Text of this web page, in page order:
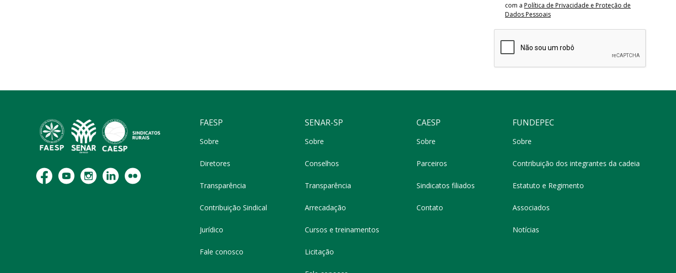
com a Política de Privacidade e Proteção de
Dados Pessoais
FAESP
Sobre
Diretores
Transparência
Contribuição Sindical
Jurídico
Fale conosco
SENAR-SP
Sobre
Conselhos
Transparência
Arrecadação
Cursos e treinamentos
Licitação
CAESP
Sobre
Parceiros
Sindicatos filiados
Contato
FUNDEPEC
Sobre
Contribuição dos integrantes da cadeia
Estatuto e Regimento
Associados
Notícias